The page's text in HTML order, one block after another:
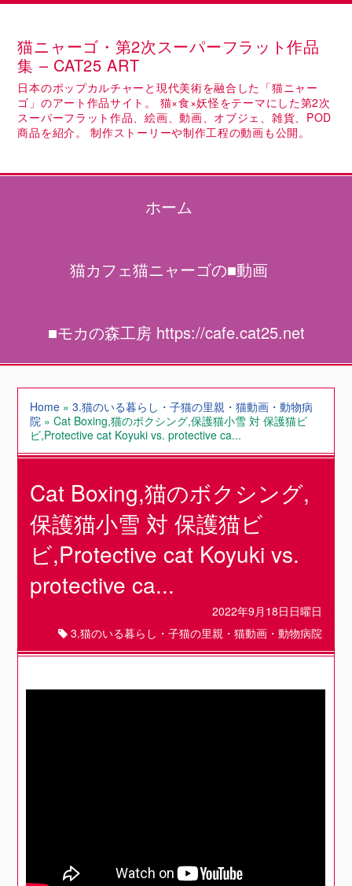
猫ニャーゴ・第2次スーパーフラット作品
集 – CAT25 ART
日本のポップカルチャーと現代美術を融合した「猫ニャー
ゴ」のアート作品サイト。 猫×食×妖怪をテーマにした第2次
スーパーフラット作品、絵画、動画、オブジェ、雑貨、POD
商品を紹介。 制作ストーリーや制作工程の動画も公開。
ホーム
猫カフェ猫ニャーゴの■動画
■モカの森工房 https://cafe.cat25.net
Home »3.猫のいる暮らし・子猫の里親・猫動画・動物病
院 »Cat Boxing,猫のボクシング,保護猫小雪 対 保護猫ビ
ビ,Protective cat Koyuki vs. protective ca...
Cat Boxing,猫のボクシング,
保護猫小雪 対 保護猫ビ
ビ,Protective cat Koyuki vs.
protective ca...
2022年9月18日日曜日
3.猫のいる暮らし・子猫の里親・猫動画・動物病院